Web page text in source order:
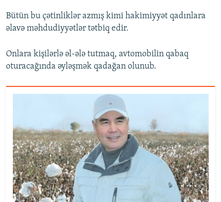
Bütün bu çətinliklər azmış kimi hakimiyyət qadınlara
əlavə məhdudiyyətlər tətbiq edir.
Onlara kişilərlə əl-ələ tutmaq, avtomobilin qabaq
oturacağında əyləşmək qadağan olunub.